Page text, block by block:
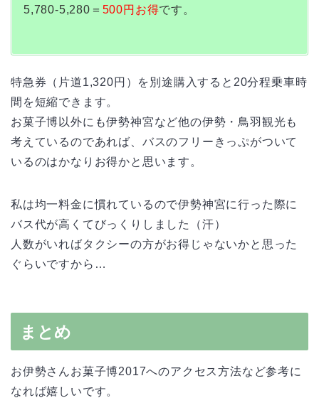
5,780-5,280＝ 500円お得です。
特急券（片道1,320円）を別途購入すると20分程乗車時
間を短縮できます。
お菓子博以外にも伊勢神宮など他の伊勢・鳥羽観光も
考えているのであれば、バスのフリーきっぷがついて
いるのはかなりお得かと思います。
私は均一料金に慣れているので伊勢神宮に行った際に
バス代が高くてびっくりしました（汗）
人数がいればタクシーの方がお得じゃないかと思った
ぐらいですから…
まとめ
お伊勢さんお菓子博2017へのアクセス方法など参考に
なれば嬉しいです。